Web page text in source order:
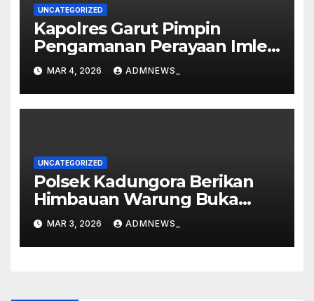
UNCATEGORIZED
Kapolres Garut Pimpin
Pengamanan Perayaan Imlek
dan Malam Cap Go Meh
2577/2026 di Vihara Dharma
Loka
MAR 4, 2026 ADMNEWS_
UNCATEGORIZED
Polsek Kadungora Berikan
Himbauan Warung Buka
Siang Hari
MAR 3, 2026 ADMNEWS_